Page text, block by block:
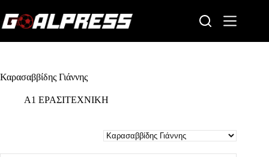
to
content
Καρασαββίδης Γιάννης
Α1 ΕΡΑΣΙΤΕΧΝΙΚΗ